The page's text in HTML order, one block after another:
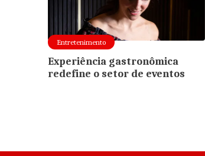
Entretenimento
Experiência gastronômica
redefine o setor de eventos